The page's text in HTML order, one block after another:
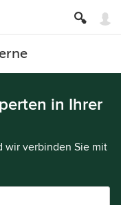
in Ihrer
wir verbinden Sie mit